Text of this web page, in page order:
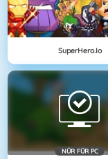
SuperHero.io
NÜR FÜR PC